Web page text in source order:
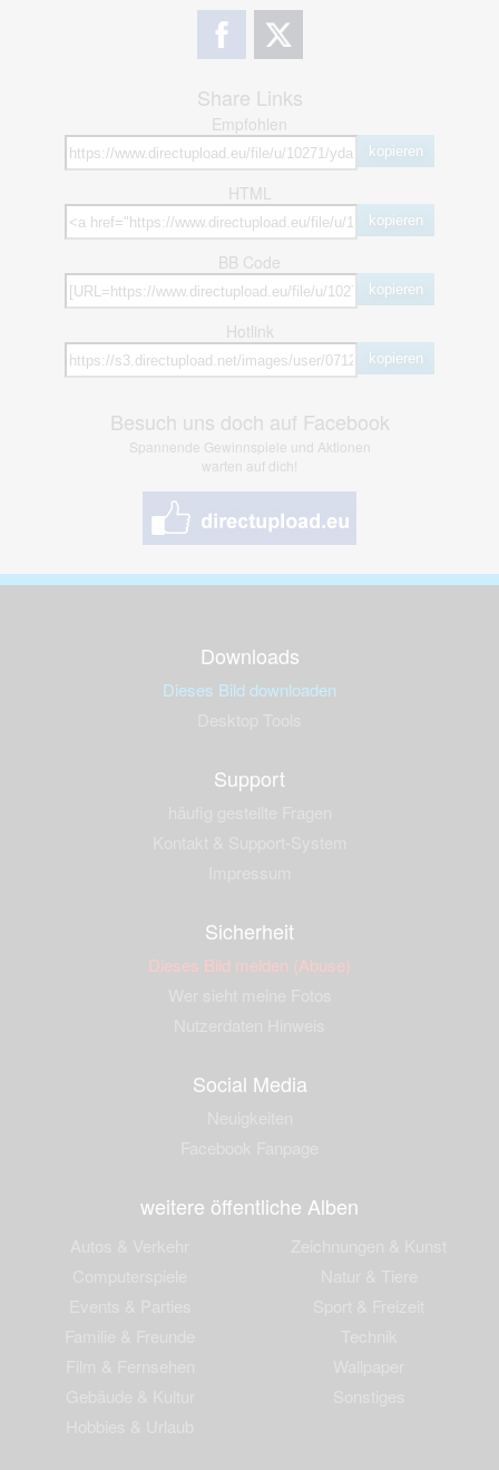
Share Links
Empfohlen
kopieren
HTML
kopieren
BB Code
kopieren
Hotlink
kopieren
Besuch uns doch auf Facebook
Spannende Gewinnspiele und Aktionen
warten auf dich!
Downloads
Dieses Bild downloaden
Support
Sicherheit
Dieses Bild melden (Abuse)
Social Media
weitere öffentliche Alben